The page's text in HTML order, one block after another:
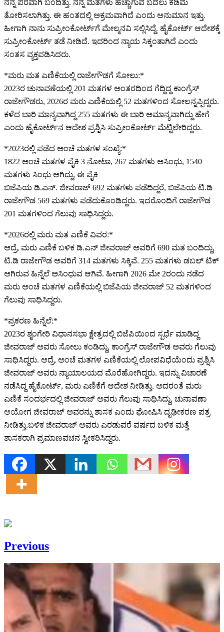
ನನ್ನ ಪರವಾಗಿ ಬಂದಿತ್ತು. ನನ್ನ ಮತಗಳು ಹೆಚ್ಚಾಗುವ ಬದಲು ಕಡಿಮೆ‌
ತೋರಿಸಲಾಗಿತ್ತು. ಈ‌ ಹಂತದಲ್ಲಿ ‌ಅಕ್ರಮವಾಗಿದೆ ಎಂದು ಅನುಮಾನ ಇತ್ತು.
ಹೀಗಾಗಿ ನಾನು ಸುಪ್ರೀಂಕೋರ್ಟ್​​ಗೆ ಮೇಲ್ಮನವಿ ಸಲ್ಲಿಸಿದ್ದೆ. ಹೈಕೋರ್ಟ್ ಆದೇಶಕ್ಕೆ
ಸುಪ್ರೀಂಕೋರ್ಟ್ ತಡೆ ನೀಡಿದೆ. ಇದರಿಂದ ನ್ಯಾಯ ಸಿಕ್ಕಂತಾಗಿದೆ ಎಂದು
ಸಂತಸ ವ್ಯಕ್ತಪಡಿಸಿದರು.
*ಮರು ಮತ ಎಣಿಕೆಯಲ್ಲಿ ರಾಜೇಗೌಡಗೆ ಸೋಲು:*
2023ರ ಚುನಾವಣೆಯಲ್ಲಿ 201 ಮತಗಳ ಅಂತರದಿಂದ ಗೆದ್ದಿದ್ದ ಕಾಂಗ್ರೆಸ್
ರಾಜೇಗೌಡರು, 2026ರ ಮರು ಎಣಿಕೆಯಲ್ಲಿ 52 ಮತಗಳಿಂದ ಸೋಲನ್ನಪ್ಪಿದ್ದರು.
ಕಳೆದ ಬಾರಿ ಮಾನ್ಯವಾಗಿದ್ದ 255 ಮತಗಳು ಈ ಬಾರಿ ಅಮಾನ್ಯವಾಗಿದ್ದು ಹೇಗೆ
ಎಂದು ಹೈಕೋರ್ಟ್​​​ನ ಆದೇಶ ಪ್ರಶ್ನಿಸಿ ಸುಪ್ರೀಂಕೋರ್ಟ್ ಮೆಟ್ಟಿಲೇರಿದ್ದರು.
*2023ರಲ್ಲಿ ಪಡೆದ ಅಂಚೆ ಮತಗಳ ಸಂಖ್ಯೆ:*
1822 ಅಂಚೆ ಮತಗಳ ಪೈಕಿ 3 ನೋಟಾ, 267 ಮತಗಳು ಅಸಿಂಧು, 1540
ಮತಗಳು ಸಿಂಧು ಆಗಿದ್ದು, ಈ ಪೈಕಿ
ಬಿಜೆಪಿಯ ಡಿ.ಎನ್. ಜೀವರಾಜ್ 692 ಮತಗಳು ಪಡೆದಿದ್ದರೆ, ಬಿಜೆಪಿಯ ಟಿ.ಡಿ‌
ರಾಜೇಗೌಡ 569 ಮತಗಳು ಪಡೆದುಕೊಂಡಿದ್ದರು. ಇದರೊಂದಿಗೆ ರಾಜೇಗೌಡ
201 ಮತಗಳಿಂದ ಗೆಲುವು ‌ಸಾಧಿಸಿದ್ದರು.
*2026ರಲ್ಲಿ ಮರು ಮತ ಎಣಿಕೆ ವಿವರ:*
ಆದ್ರೆ, ಮರು ಎಣಿಕೆ ಬಳಿಕ ಡಿ.ಎನ್ ಜೀವರಾಜ್ ಅವರಿಗೆ 690 ಮತ ಬಂದಿದ್ದು,
ಟಿ.ಡಿ ರಾಜೇಗೌಡ ಅವರಿಗೆ 314 ಮತಗಳು ಸಿಕ್ಕಿವೆ. 255 ಮತಗಳು ಡಬಲ್ ಟಿಕ್‌
ಆಗಿರುವ ಹಿನ್ನೆಲೆ ಅಸಿಂಧುವ ಆಗಿವೆ. ಹೀಗಾಗಿ 2026 ಮೇ‌ 2ರಂದು ನಡೆದ
ಮರು ಅಂಚೆ ಮತಗಳ ಎಣಿಕೆಯಲ್ಲಿ ಬಿಜೆಪಿಯ ಜೀವರಾಜ್ 52 ಮತಗಳಿಂದ
ಗೆಲುವು ಸಾಧಿಸಿದ್ದರು.
*ಪ್ರಕರಣ ಹಿನ್ನೆಲೆ:*
2023ರ ಶೃಂಗೇರಿ ವಿಧಾನಸಭಾ ಕ್ಷೇತ್ರದಲ್ಲಿ ಬಿಜೆಪಿಯಿಂದ ಸ್ಪರ್ಧೆ ಮಾಡಿದ್ದ
ಜೀವರಾಜ್‌ ಅವರು ಸೋಲು ಕಂಡಿದ್ದು, ಕಾಂಗ್ರೆಸ್ ರಾಜೇಗೌಡ ಅವರು ಗೆಲುವು
ಸಾಧಿಸಿದ್ದರು. ಆದ್ರೆ, ಅಂಚೆ ಮತಗಳ ಎಣಿಕೆಯಲ್ಲಿ ಲೋಪವಿಧೆಯೆಂದು ಪ್ರಶ್ನಿಸಿ
ಜೀವರಾಜ್ ಅವರು ನ್ಯಾಯಾಲಯದ ಮೊರೆಹೋಗಿದ್ದರು. ಇದನ್ನು ವಿಚಾರಣೆ
ನಡೆಸಿದ್ದ ಹೈಕೋರ್ಟ್, ಮರು ಎಣಿಕೆಗೆ ಆದೇಶ ನೀಡಿತ್ತು. ಅದರಂತೆ ಮರು
ಎಣಿಕೆ ಸಂದರ್ಭದಲ್ಲಿ ಜೀವರಾಜ್‌ ಅವರು ಗೆಲುವು ಸಾಧಿಸಿದ್ದು, ಚುನಾವಣಾ
ಆಯೋಗ ಜೀವರಾಜ್‌ ಅವರನ್ನು ಶಾಸಕ ಎಂದು ಘೋಷಿಸಿ ದೃಢೀಕರಣ ಪತ್ರ
ನೀಡಿತ್ತು.ಬಳಿಕ ಜೀವರಾಜ್ ಅವರು ಎರಡುವರೆ ವರ್ಷದ ಬಳಿಕ ಮತ್ತೆ
ಶಾಸಕರಾಗಿ ಪ್ರಮಾಣವಚನ ಸ್ವೀಕರಿಸಿದ್ದರು.
Previous